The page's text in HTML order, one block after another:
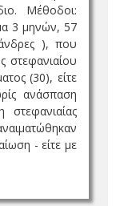
Μέθοδοι:
3 μηνών, 57
), που
στεφανιαίου
(30), είτε
ανάσπαση
- είτε με